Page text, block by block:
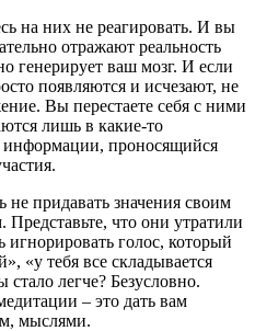
на них не реагировать. И вы
отражают реальность
генерирует ваш мозг. И если
появляются и исчезают, не
Вы перестаете себя с ними
лишь в какие-то
информации, проносящийся
не придавать значения своим
что они утратили
игнорировать голос, который
«у тебя все складывается
легче? Безусловно.
– это дать вам
мыслями.